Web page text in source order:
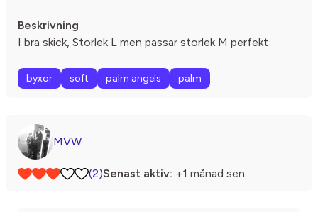
Beskrivning
I bra skick, Storlek L men passar storlek M perfekt
byxor soft palm angels palm
MVW
(2)Senast aktiv: +1 månad sen